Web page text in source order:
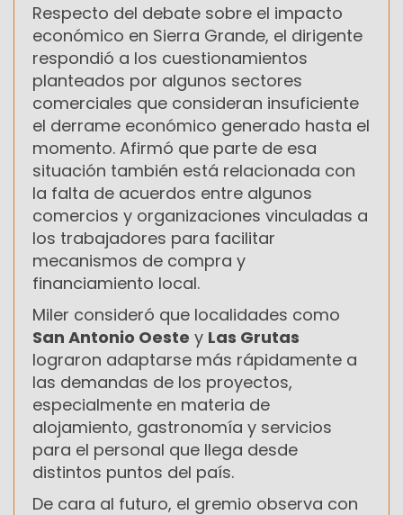
Respecto del debate sobre el impacto
económico en Sierra Grande, el dirigente
respondió a los cuestionamientos
planteados por algunos sectores
comerciales que consideran insuficiente
el derrame económico generado hasta el
momento. Afirmó que parte de esa
situación también está relacionada con
la falta de acuerdos entre algunos
comercios y organizaciones vinculadas a
los trabajadores para facilitar
mecanismos de compra y
financiamiento local.
Miler consideró que localidades como
San Antonio Oeste y Las Grutas
lograron adaptarse más rápidamente a
las demandas de los proyectos,
especialmente en materia de
alojamiento, gastronomía y servicios
para el personal que llega desde
distintos puntos del país.
De cara al futuro, el gremio observa con